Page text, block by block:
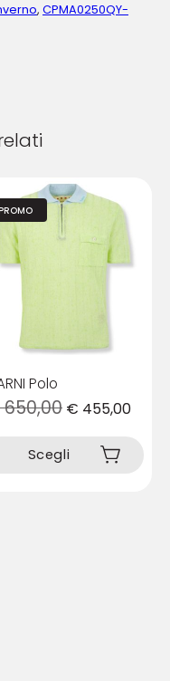
, CPMA0250QY-
Polo
650,00 € 455,00
Scegli